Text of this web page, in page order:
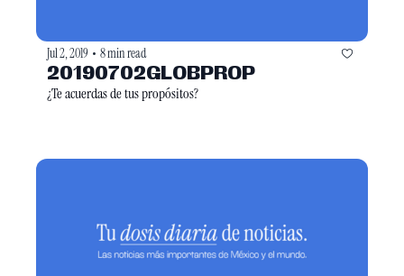
Jul 2, 2019 • 8 min read
20190702GLOBPROP
¿Te acuerdas de tus propósitos?